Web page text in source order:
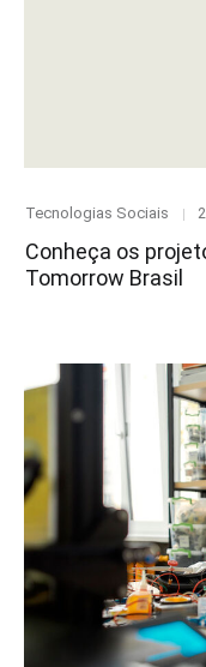
Category
Tecnologias Sociais
Conheça os
Tomorrow Brasil